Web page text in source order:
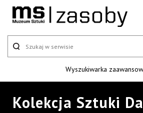
Wyszukiwarka
Kolekcja Sztuki